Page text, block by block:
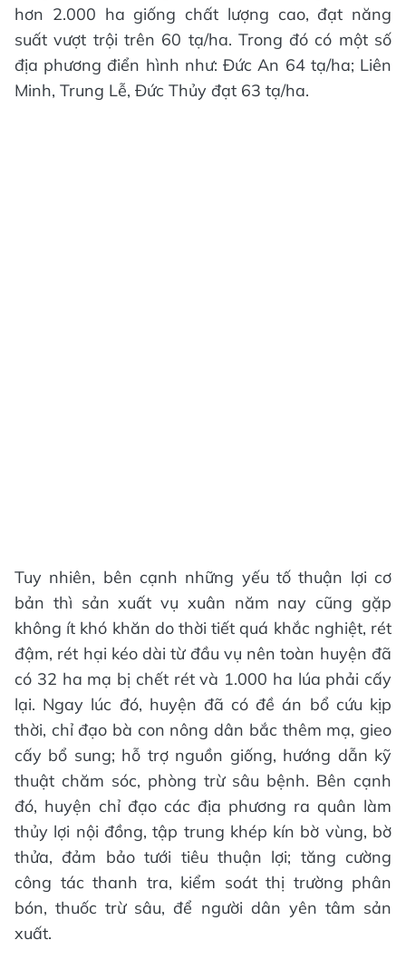
hơn 2.000 ha giống chất lượng cao, đạt năng
suất vượt trội trên 60 tạ/ha. Trong đó có một số
địa phương điển hình như: Đức An 64 tạ/ha; Liên
Minh, Trung Lễ, Đức Thủy đạt 63 tạ/ha.
Tuy nhiên, bên cạnh những yếu tố thuận lợi cơ
bản thì sản xuất vụ xuân năm nay cũng gặp
không ít khó khăn do thời tiết quá khắc nghiệt, rét
đậm, rét hại kéo dài từ đầu vụ nên toàn huyện đã
có 32 ha mạ bị chết rét và 1.000 ha lúa phải cấy
lại. Ngay lúc đó, huyện đã có đề án bổ cứu kịp
thời, chỉ đạo bà con nông dân bắc thêm mạ, gieo
cấy bổ sung; hỗ trợ nguồn giống, hướng dẫn kỹ
thuật chăm sóc, phòng trừ sâu bệnh. Bên cạnh
đó, huyện chỉ đạo các địa phương ra quân làm
thủy lợi nội đồng, tập trung khép kín bờ vùng, bờ
thửa, đảm bảo tưới tiêu thuận lợi; tăng cường
công tác thanh tra, kiểm soát thị trường phân
bón, thuốc trừ sâu, để người dân yên tâm sản
xuất.